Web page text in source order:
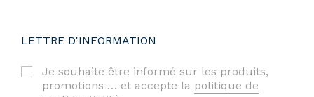
LETTRE D'INFORMATION
Je souhaite être informé sur les produits,
promotions … et accepte la politique de